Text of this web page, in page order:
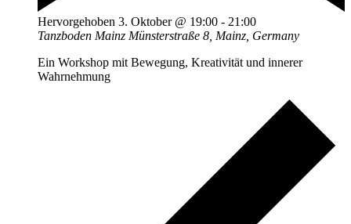
Hervorgehoben 3. Oktober @ 19:00 - 21:00
Tanzboden Mainz Münsterstraße 8, Mainz, Germany
Ein Workshop mit Bewegung, Kreativität und innerer
Wahrnehmung